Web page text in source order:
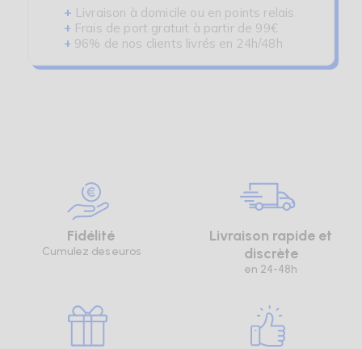
+ Livraison à domicile ou en points relais
+ Frais de port gratuit à partir de 99€
+ 96% de nos clients livrés en 24h/48h
Fidélité
Cumulez des euros
Livraison rapide et
discrète
en 24-48h